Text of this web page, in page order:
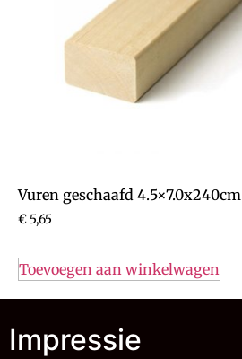
Vuren geschaafd 4.5×7.0x240cm
€ 5,65
Toevoegen aan winkelwagen
Impressie